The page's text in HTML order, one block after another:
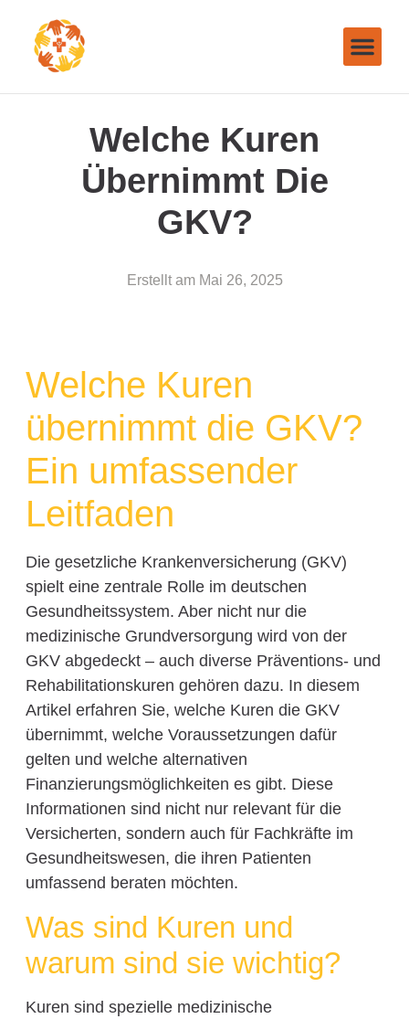
Welche Kuren
Übernimmt Die
GKV?
Erstellt am Mai 26, 2025
Welche Kuren
übernimmt die GKV?
Ein umfassender
Leitfaden
Die gesetzliche Krankenversicherung (GKV)
spielt eine zentrale Rolle im deutschen
Gesundheitssystem. Aber nicht nur die
medizinische Grundversorgung wird von der
GKV abgedeckt – auch diverse Präventions- und
Rehabilitationskuren gehören dazu. In diesem
Artikel erfahren Sie, welche Kuren die GKV
übernimmt, welche Voraussetzungen dafür
gelten und welche alternativen
Finanzierungsmöglichkeiten es gibt. Diese
Informationen sind nicht nur relevant für die
Versicherten, sondern auch für Fachkräfte im
Gesundheitswesen, die ihren Patienten
umfassend beraten möchten.
Was sind Kuren und
warum sind sie wichtig?
Kuren sind spezielle medizinische